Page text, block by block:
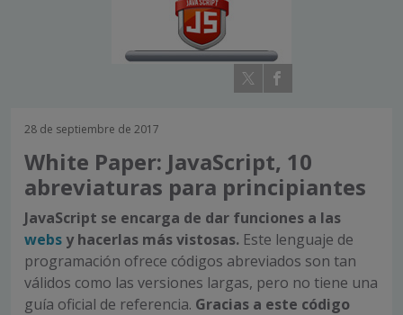
28 de septiembre de 2017
White Paper: JavaScript, 10
abreviaturas para principiantes
JavaScript se encarga de dar funciones a las
websy hacerlas más vistosas. Este lenguaje de
programación ofrece códigos abreviados son tan
válidos como las versiones largas, pero no tiene una
guía oficial de referencia. Gracias a este código